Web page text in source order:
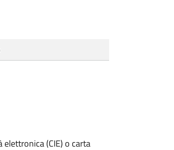
(CIE) o carta